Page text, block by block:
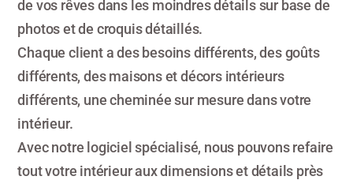
de vos rêves dans les moindres détails sur base de
photos et de croquis détaillés.
Chaque client a des besoins différents, des goûts
différents, des maisons et décors intérieurs
différents, une cheminée sur mesure dans votre
intérieur.
Avec notre logiciel spécialisé, nous pouvons refaire
tout votre intérieur aux dimensions et détails près